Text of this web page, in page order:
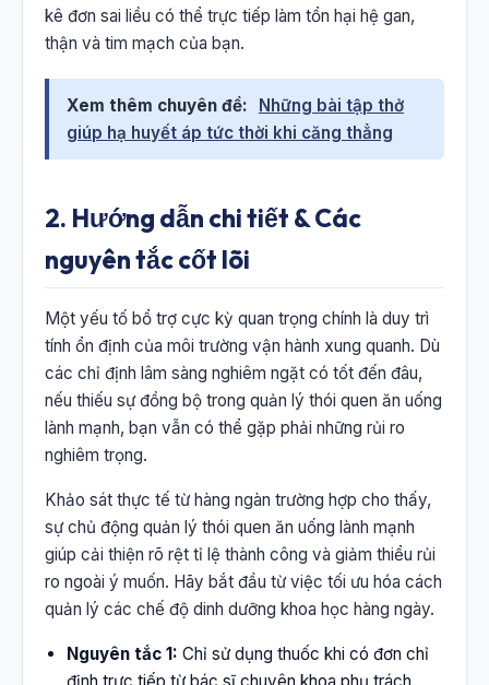
kê đơn sai liều có thể trực tiếp làm tổn hại hệ gan,
thận và tim mạch của bạn.
Xem thêm chuyên đề:
Những bài tập thở
giúp hạ huyết áp tức thời khi căng thẳng
2. Hướng dẫn chi tiết & Các
nguyên tắc cốt lõi
Một yếu tố bổ trợ cực kỳ quan trọng chính là duy trì
tính ổn định của môi trường vận hành xung quanh. Dù
các chỉ định lâm sàng nghiêm ngặt có tốt đến đâu,
nếu thiếu sự đồng bộ trong quản lý thói quen ăn uống
lành mạnh, bạn vẫn có thể gặp phải những rủi ro
nghiêm trọng.
Khảo sát thực tế từ hàng ngàn trường hợp cho thấy,
sự chủ động quản lý thói quen ăn uống lành mạnh
giúp cải thiện rõ rệt tỉ lệ thành công và giảm thiểu rủi
ro ngoài ý muốn. Hãy bắt đầu từ việc tối ưu hóa cách
quản lý các chế độ dinh dưỡng khoa học hàng ngày.
Nguyên tắc 1: Chỉ sử dụng thuốc khi có đơn chỉ